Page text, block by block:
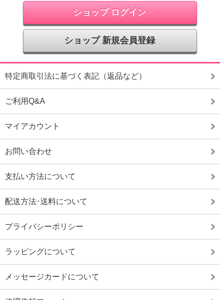
ショップ ログイン
ショップ 新規会員登録
特定商取引法に基づく表記（返品など）
ご利用Q&A
マイアカウント
お問い合わせ
支払い方法について
配送方法･送料について
プライバシーポリシー
ラッピングについて
メッセージカードについて